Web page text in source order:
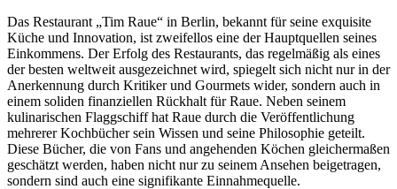
Das Restaurant „Tim Raue“ in Berlin, bekannt für seine exquisite
Küche und Innovation, ist zweifellos eine der Hauptquellen seines
Einkommens. Der Erfolg des Restaurants, das regelmäßig als eines
der besten weltweit ausgezeichnet wird, spiegelt sich nicht nur in der
Anerkennung durch Kritiker und Gourmets wider, sondern auch in
einem soliden finanziellen Rückhalt für Raue. Neben seinem
kulinarischen Flaggschiff hat Raue durch die Veröffentlichung
mehrerer Kochbücher sein Wissen und seine Philosophie geteilt.
Diese Bücher, die von Fans und angehenden Köchen gleichermaßen
geschätzt werden, haben nicht nur zu seinem Ansehen beigetragen,
sondern sind auch eine signifikante Einnahmequelle.